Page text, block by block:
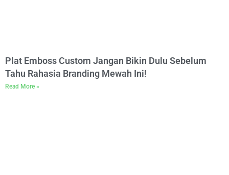
Plat Emboss Custom Jangan Bikin Dulu Sebelum
Tahu Rahasia Branding Mewah Ini!
Read More »